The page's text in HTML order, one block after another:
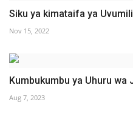
Siku ya kimataifa ya
Nov 15, 2022
Kumbukumbu ya Uhuru
Aug 7, 2023